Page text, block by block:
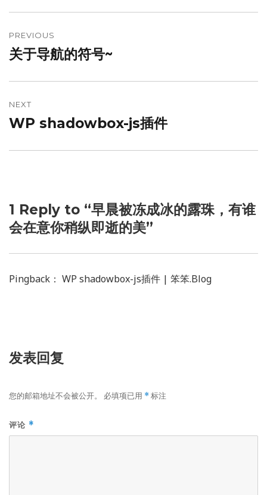
章
导
航
PREVIOUS
Previous
关于导航的符号~
NEXT
Next
WP shadowbox-js插件
1 Reply to “早晨被冻成冰的露珠，有谁
会在意你稍纵即逝的美”
Pingback： WP shadowbox-js插件 | 笨笨.Blog
发表回复
您的邮箱地址不会被公开。 必填项已用 *标注
评论 *